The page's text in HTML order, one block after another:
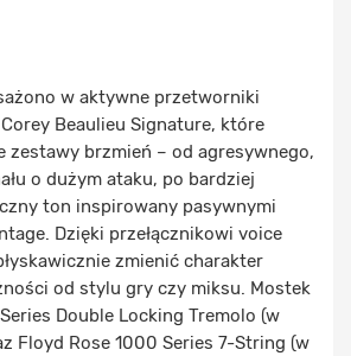
w aktywne przetworniki
Beaulieu Signature, które
zestawy brzmień – od agresywnego,
o dużym ataku, po bardziej
ton inspirowany pasywnymi
Dzięki przełącznikowi voice
zmienić charakter
od stylu gry czy miksu. Mostek
Double Locking Tremolo (w
Floyd Rose 1000 Series 7-String (w